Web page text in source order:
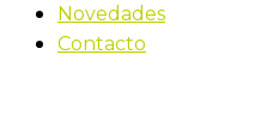
Novedades
Contacto